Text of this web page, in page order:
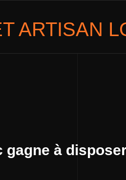
ARTISAN
gagne à